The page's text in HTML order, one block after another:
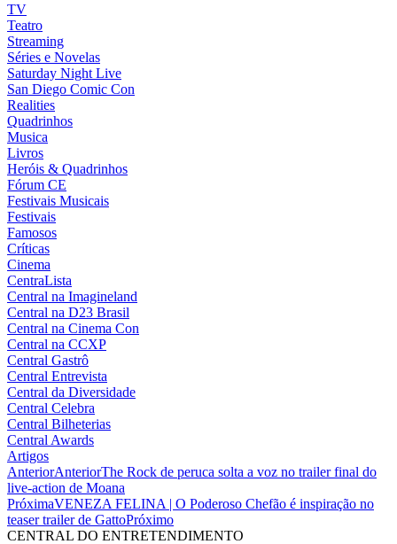
TV
Teatro
Streaming
Séries e Novelas
Saturday Night Live
San Diego Comic Con
Realities
Quadrinhos
Musica
Livros
Heróis & Quadrinhos
Fórum CE
Festivais Musicais
Festivais
Famosos
Críticas
Cinema
CentraLista
Central na Imagineland
Central na D23 Brasil
Central na Cinema Con
Central na CCXP
Central Gastrô
Central Entrevista
Central da Diversidade
Central Celebra
Central Bilheterias
Central Awards
Artigos
AnteriorAnteriorThe Rock de peruca solta a voz no trailer final do
live-action de Moana
PróximaVENEZA FELINA | O Poderoso Chefão é inspiração no
teaser trailer de GattoPróximo
CENTRAL DO ENTRETENDIMENTO